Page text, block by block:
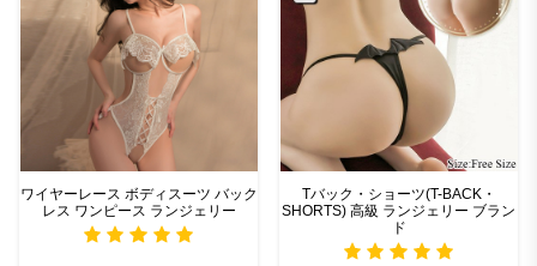
ワイヤーレース ボディスーツ バック
レス ワンピース ランジェリー
Tバック・ショーツ(T-BACK・
SHORTS) 高級 ランジェリー ブラン
ド